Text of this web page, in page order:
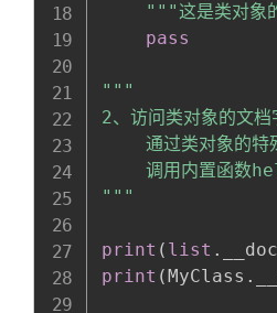
"""这是类对象
pass
"""
2、访问类对象的文档
通过类对象的特
调用内置函数
"""
print ( list .
print (MyClass .